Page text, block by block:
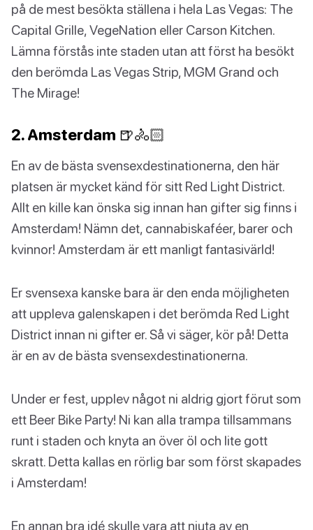
på de mest besökta ställena i hela Las Vegas: The
Capital Grille, VegeNation eller Carson Kitchen.
Lämna förstås inte staden utan att först ha besökt
den berömda Las Vegas Strip, MGM Grand och
The Mirage!
2. Amsterdam 🍺🚴🏻
En av de bästa svensexdestinationerna, den här
platsen är mycket känd för sitt Red Light District.
Allt en kille kan önska sig innan han gifter sig finns i
Amsterdam! Nämn det, cannabiskaféer, barer och
kvinnor! Amsterdam är ett manligt fantasivärld!
Er svensexa kanske bara är den enda möjligheten
att uppleva galenskapen i det berömda Red Light
District innan ni gifter er. Så vi säger, kör på! Detta
är en av de bästa svensexdestinationerna.
Under er fest, upplev något ni aldrig gjort förut som
ett Beer Bike Party! Ni kan alla trampa tillsammans
runt i staden och knyta an över öl och lite gott
skratt. Detta kallas en rörlig bar som först skapades
i Amsterdam!
En annan bra idé skulle vara att njuta av en